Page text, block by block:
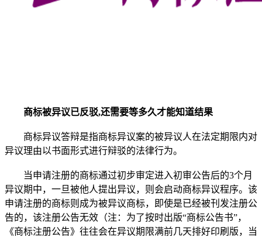
商标被异议已反驳,还需要等多久才能知道结果
商标异议答辩是指商标异议案的被异议人在法定期限内对
异议理由以书面形式进行辩驳的法律行为。
当申请注册的商标通过初步审定进入初审公告后的3个月
异议期中，一旦被他人提出异议，则会启动商标异议程序。该
申请注册的商标则成为被异议商标，即使是已经被刊发注册公
告的，该注册公告无效（注：为了按时出版“商标公告书”，
《商标注册公告》往往会在异议期限满前几天排好印刷版，当